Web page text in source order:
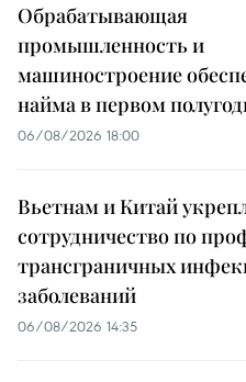
Обрабатывающая
промышленность и
машиностроение
найма в первом
06/08/2026 18:00
Вьетнам и Китай
сотрудничество по
трансграничных
заболеваний
06/08/2026 14:35